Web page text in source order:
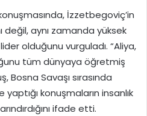
İzzetbegoviç’in
değil, aynı zamanda yüksek
olduğunu vurguladı. “Aliya,
tüm dünyaya öğretmiş
Bosna Savaşı sırasında
konuşmaların insanlık
ifade etti.